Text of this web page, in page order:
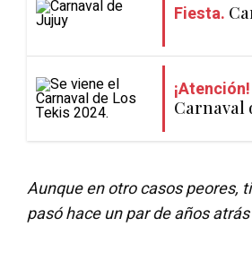
Fiesta.
¡Atención!
Carnaval
Aunque en otro casos peores,
pasó hace un par de años